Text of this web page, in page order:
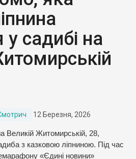
у садибі на
12 Березня, 2026
Великій Житомирській, 28,
з казковою ліпниною. Під час
«Єдині новини»